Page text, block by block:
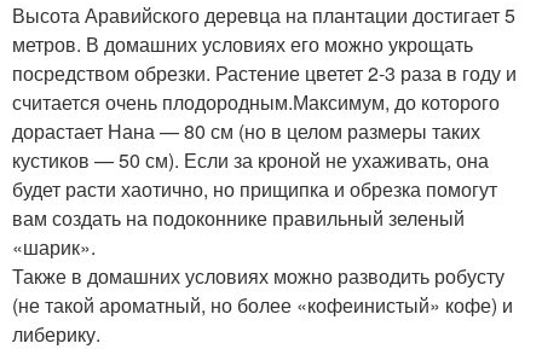
Высота Аравийского деревца на плантации достигает 5
метров. В домашних условиях его можно укрощать
посредством обрезки. Растение цветет 2-3 раза в году и
считается очень плодородным.Максимум, до которого
дорастает Нана — 80 см (но в целом размеры таких
кустиков — 50 см). Если за кроной не ухаживать, она
будет расти хаотично, но прищипка и обрезка помогут
вам создать на подоконнике правильный зеленый
«шарик».
Также в домашних условиях можно разводить робусту
(не такой ароматный, но более «кофеинистый» кофе) и
либерику.